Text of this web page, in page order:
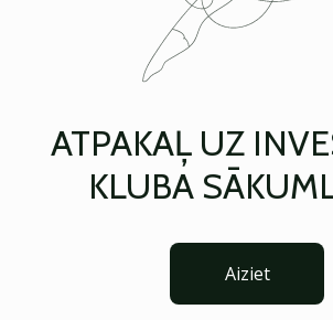
ATPAKAĻ UZ
KLUBA
Aiziet